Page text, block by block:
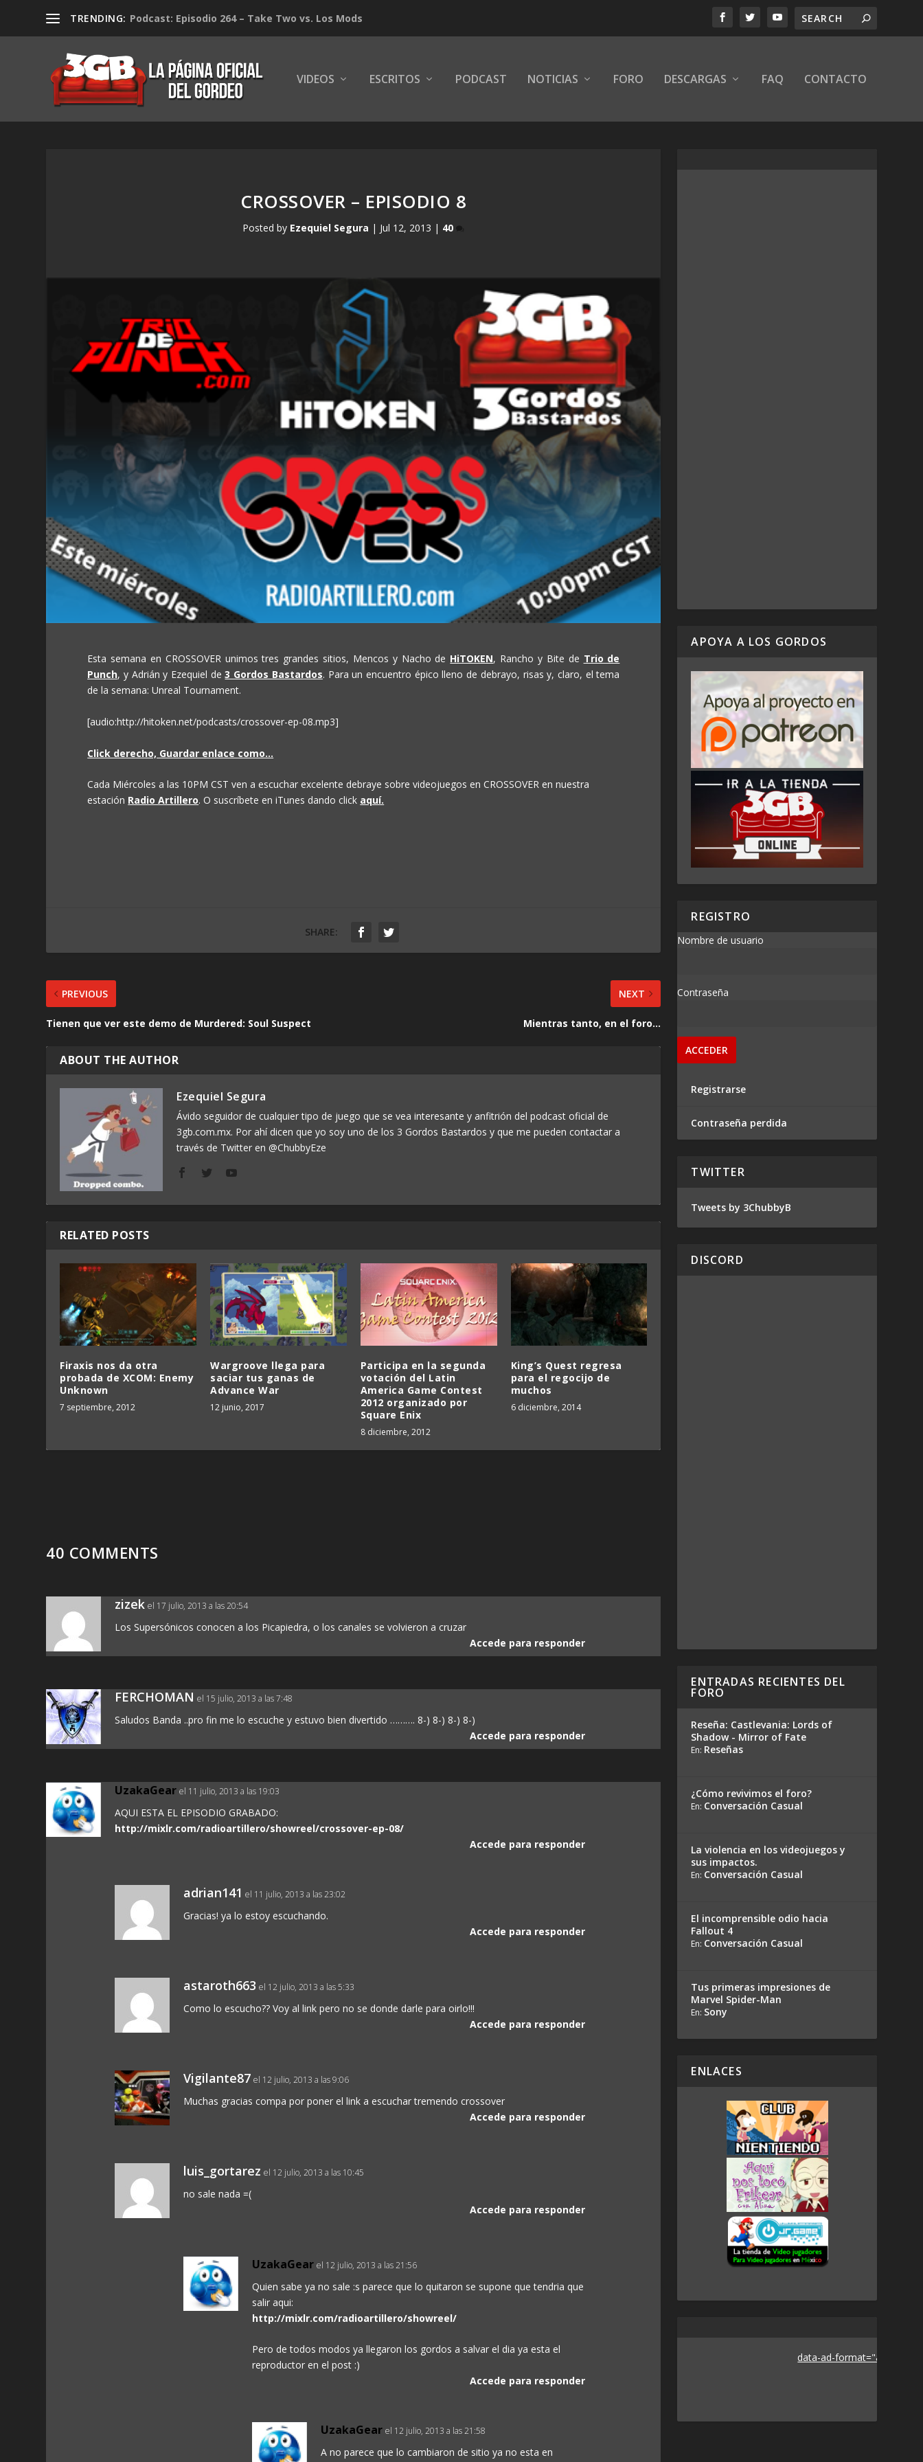
TRENDING: Podcast: Episodio 264 – Take Two vs. Los Mods
VIDEOS ESCRITOS PODCAST NOTICIAS FORO DESCARGAS FAQ CONTACTO
CROSSOVER – EPISODIO 8
Posted by Ezequiel Segura | Jul 12, 2013 | 40
Esta semana en CROSSOVER unimos tres grandes sitios, Mencos y Nacho de HiTOKEN, Rancho y Bite de Trio de
Punch, y Adrián y Ezequiel de3 Gordos Bastardos. Para un encuentro épico lleno de debrayo, risas y, claro, el tema
de la semana: Unreal Tournament.
[audio:http://hitoken.net/podcasts/crossover-ep-08.mp3]
Click derecho, Guardar enlace como…
Cada Miércoles a las 10PM CST ven a escuchar excelente debraye sobre videojuegos en CROSSOVER en nuestra
estación Radio Artillero. O suscríbete en iTunes dando click aquí.
SHARE:
PREVIOUS
Tienen que ver este demo de Murdered: Soul Suspect
NEXT
Mientras tanto, en el foro…
ABOUT THE AUTHOR
Ezequiel Segura
Ávido seguidor de cualquier tipo de juego que se vea interesante y anfitrión del podcast oficial de
3gb.com.mx. Por ahí dicen que yo soy uno de los 3 Gordos Bastardos y que me pueden contactar a
través de Twitter en @ChubbyEze
RELATED POSTS
Firaxis nos da otra
probada de XCOM: Enemy
Unknown
7 septiembre, 2012
Wargroove llega para
saciar tus ganas de
Advance War
12 junio, 2017
Participa en la segunda
votación del Latin
America Game Contest
2012 organizado por
Square Enix
8 diciembre, 2012
King’s Quest regresa
para el regocijo de
muchos
6 diciembre, 2014
40 COMMENTS
zizek el 17 julio, 2013 a las 20:54
Los Supersónicos conocen a los Picapiedra, o los canales se volvieron a cruzar
Accede para responder
FERCHOMAN el 15 julio, 2013 a las 7:48
Saludos Banda ..pro fin me lo escuche y estuvo bien divertido ………. 8-) 8-) 8-) 8-)
Accede para responder
UzakaGear el 11 julio, 2013 a las 19:03
AQUI ESTA EL EPISODIO GRABADO:
http://mixlr.com/radioartillero/showreel/crossover-ep-08/
Accede para responder
adrian141 el 11 julio, 2013 a las 23:02
Gracias! ya lo estoy escuchando.
Accede para responder
astaroth663 el 12 julio, 2013 a las 5:33
Como lo escucho?? Voy al link pero no se donde darle para oirlo!!!
Accede para responder
Vigilante87 el 12 julio, 2013 a las 9:06
Muchas gracias compa por poner el link a escuchar tremendo crossover
Accede para responder
luis_gortarez el 12 julio, 2013 a las 10:45
no sale nada =(
Accede para responder
UzakaGear el 12 julio, 2013 a las 21:56
Quien sabe ya no sale :s parece que lo quitaron se supone que tendria que
salir aqui:
http://mixlr.com/radioartillero/showreel/
Pero de todos modos ya llegaron los gordos a salvar el dia ya esta el
reproductor en el post :)
Accede para responder
UzakaGear el 12 julio, 2013 a las 21:58
A no parece que lo cambiaron de sitio ya no esta en
APOYA A LOS GORDOS
REGISTRO
Nombre de usuario
Contraseña
Registrarse
Contraseña perdida
TWITTER
Tweets by 3ChubbyB
DISCORD
ENTRADAS RECIENTES DEL
FORO
Reseña: Castlevania: Lords of
Shadow - Mirror of Fate
En: Reseñas
¿Cómo revivimos el foro?
En: Conversación Casual
La violencia en los videojuegos y
sus impactos.
En: Conversación Casual
El incomprensible odio hacia
Fallout 4
En: Conversación Casual
Tus primeras impresiones de
Marvel Spider-Man
En: Sony
ENLACES
data-ad-format="auto">